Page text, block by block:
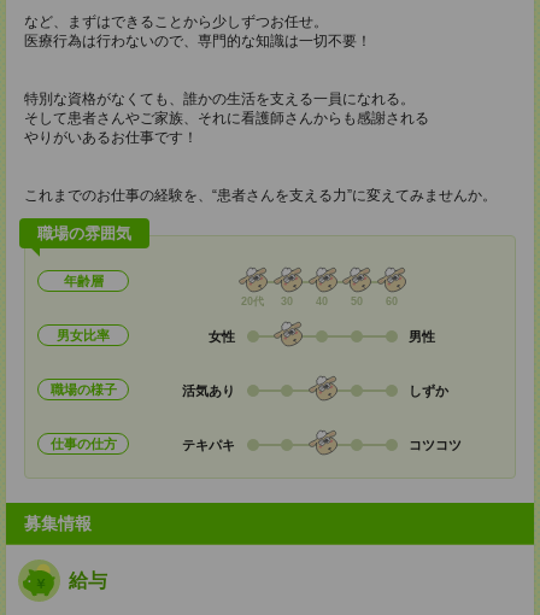
など、まずはできることから少しずつお任せ。
医療行為は行わないので、専門的な知識は一切不要！
特別な資格がなくても、誰かの生活を支える一員になれる。
そして患者さんやご家族、それに看護師さんからも感謝される
やりがいあるお仕事です！
これまでのお仕事の経験を、“患者さんを支える力”に変えてみませんか。
職場の雰囲気
年齢層
20代 30 40 50 60
男女比率 女性 男性
職場の様子 活気あり しずか
仕事の仕方 テキパキ コツコツ
募集情報
給与